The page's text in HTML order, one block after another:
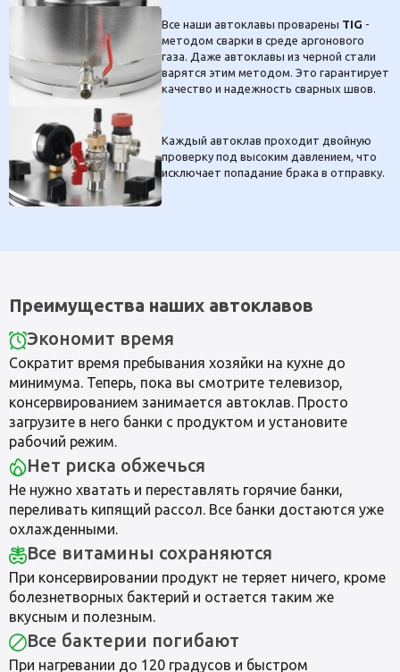
Все наши автоклавы проварены TIG -
методом сварки в среде аргонового
газа. Даже автоклавы из черной стали
варятся этим методом. Это гарантирует
качество и надежность сварных швов.
Каждый автоклав проходит двойную
проверку под высоким давлением, что
исключает попадание брака в отправку.
Преимущества наших автоклавов
Экономит время
Сократит время пребывания хозяйки на кухне до
минимума. Теперь, пока вы смотрите телевизор,
консервированием занимается автоклав. Просто
загрузите в него банки с продуктом и установите
рабочий режим.
Нет риска обжечься
Не нужно хватать и переставлять горячие банки,
переливать кипящий рассол. Все банки достаются уже
охлажденными.
Все витамины сохраняются
При консервировании продукт не теряет ничего, кроме
болезнетворных бактерий и остается таким же
вкусным и полезным.
Все бактерии погибают
При нагревании до 120 градусов и быстром